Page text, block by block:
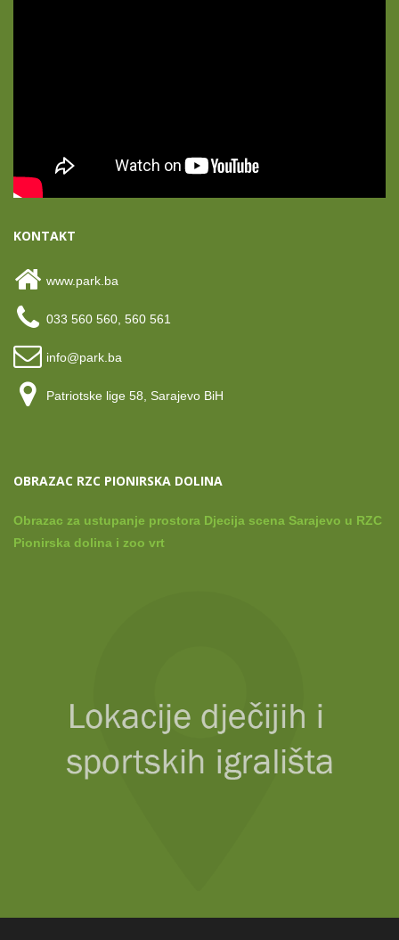
KONTAKT
www.park.ba
033 560 560, 560 561
info@park.ba
Patriotske lige 58, Sarajevo BiH
OBRAZAC RZC PIONIRSKA DOLINA
Obrazac za ustupanje prostora Djecija scena Sarajevo u RZC
Pionirska dolina i zoo vrt